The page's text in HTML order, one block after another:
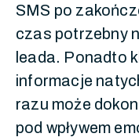
SMS po
czas potrzebny
leada. Ponadto
informacje
razu może
pod wpływem